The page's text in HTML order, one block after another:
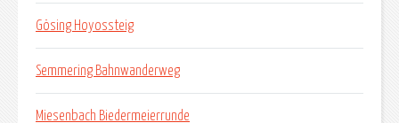
Gösing Hoyossteig
Semmering Bahnwanderweg
Miesenbach Biedermeierrunde